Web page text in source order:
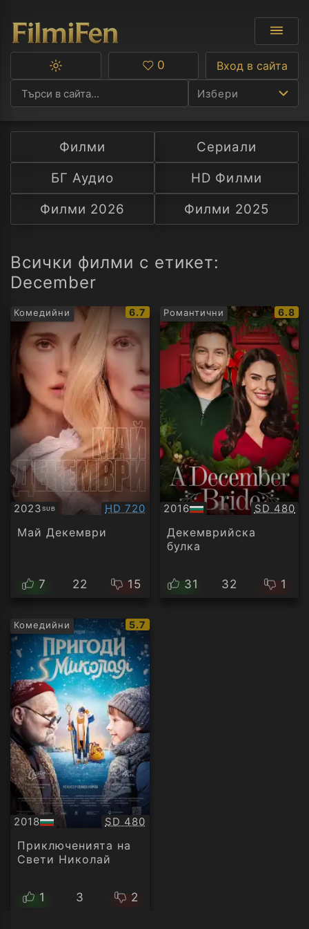
Избери
Ф
С
А
Превключване
тъмна
тема
Любими
0 Вход в сайта
Филми
Сериали
БГ Аудио
HD Филми
Филми 2026
Филми 2025
Всички филми с етикет:
December
Комедийни
IMDb
рейтинг:
6.7
2023SUB
Субтитри Качество:
HD 720
Май Декември
7 22 15
Романтични
IMDb
6.8
2016
БГ
аудио
SD 480
Декемврийска
булка
31 32 1
Комедийни
IMDb
рейтинг:
5.7
2018
БГ
аудио
Качество:
SD 480
Приключенията на
Свети Николай
1 3 2